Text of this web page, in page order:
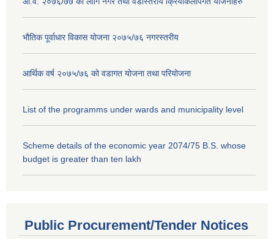
भौतिक पूर्वाधार विकास योजना २०७५/७६ नगरस्तरीय
आर्थिक वर्ष २०७५/७६ को वडागत योजना तथा परियोजना
List of the programms under wards and municipality level
Scheme details of the economic year 2074/75 B.S. whose
budget is greater than ten lakh
Public Procurement/Tender Notices